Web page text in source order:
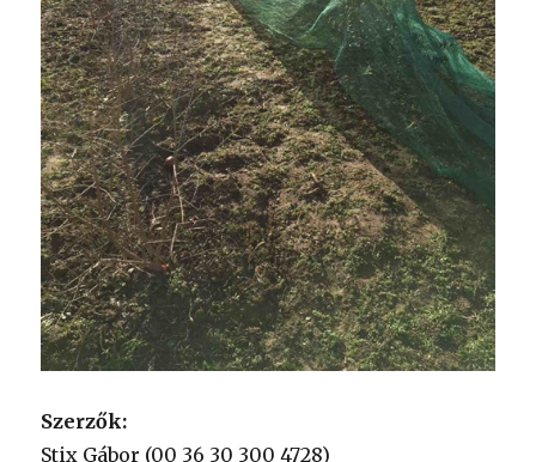
Szerzők:
Stix Gábor (00 36 30 300 4728)